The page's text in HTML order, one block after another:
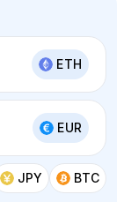
ETH
EUR
JPY BTC